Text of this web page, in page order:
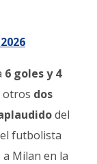
6 goles y 4
otros dos
del
futbolista
a Milan en la